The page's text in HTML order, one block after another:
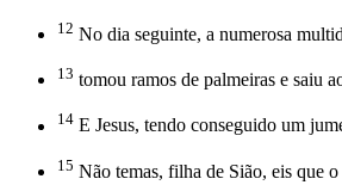
12 No dia seguinte, a numerosa
13 tomou ramos de palmeiras e saiu
14 E Jesus, tendo conseguido um
15 Não temas, filha de Sião, eis que